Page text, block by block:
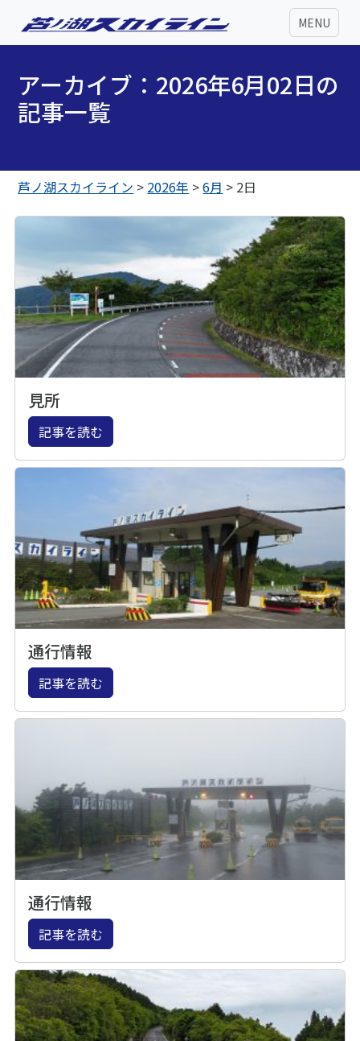
MENU
アーカイブ：2026年6月02日の
記事一覧
芦ノ湖スカイライン > 2026年 >6月 > 2日
見所
記事を読む
通行情報
記事を読む
通行情報
記事を読む